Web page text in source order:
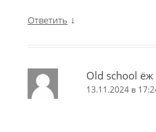
Ответить ↓
Old school ёж
13.11.2024 в